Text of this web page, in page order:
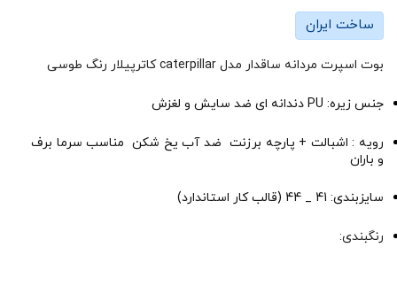
ساخت ایران
بوت اسپرت مردانه ساقدار مدل caterpillar کاترپیلار رنگ طوسی
جنس زیره: PU دندانه ای ضد سایش و لغزش
رویه : اشبالت + پارچه برزنت ضد آب یخ شکن مناسب سرما برف
و باران
سایزبندی: 41 _ 44 (قالب کار استاندارد)
رنگبندی: